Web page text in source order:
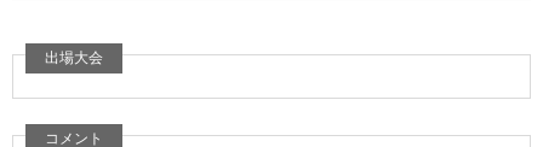
出場大会
コメント